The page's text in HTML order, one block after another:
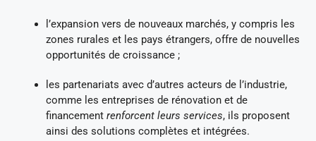
l’expansion vers de nouveaux marchés, y compris les
zones rurales et les pays étrangers, offre de nouvelles
opportunités de croissance ;
les partenariats avec d’autres acteurs de l’industrie,
comme les entreprises de rénovation et de
financement renforcent leurs services, ils proposent
ainsi des solutions complètes et intégrées.